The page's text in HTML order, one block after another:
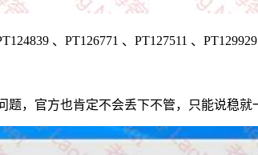
、PT126771 、PT127511 、PT129929
，官方也肯定不会丢下不管，只能说稳就